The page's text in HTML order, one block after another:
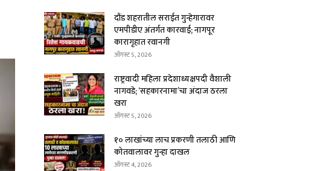
दौंड शहरातील सराईत गुन्हेगारावर
एमपीडीए अंतर्गत कारवाई; नागपूर
कारागृहात रवानगी
ऑगस्ट 5, 2026
राष्ट्रवादी महिला प्रदेशाध्यक्षपदी वैशाली
नागवडे; ‘सहकारनामा’चा अंदाज ठरला
खरा
ऑगस्ट 5, 2026
१० लाखांच्या लाच प्रकरणी तलाठी आणि
कोतवालावर गुन्हा दाखल
ऑगस्ट 4, 2026